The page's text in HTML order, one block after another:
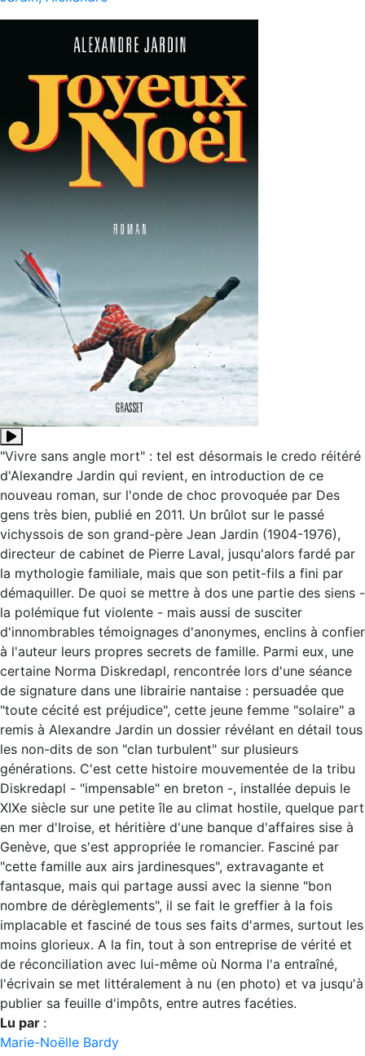
Résumé
"Vivre sans angle mort" : tel est désormais le credo réitéré
d'Alexandre Jardin qui revient, en introduction de ce
nouveau roman, sur l'onde de choc provoquée par Des
gens très bien, publié en 2011. Un brûlot sur le passé
vichyssois de son grand-père Jean Jardin (1904-1976),
directeur de cabinet de Pierre Laval, jusqu'alors fardé par
la mythologie familiale, mais que son petit-fils a fini par
démaquiller. De quoi se mettre à dos une partie des siens -
la polémique fut violente - mais aussi de susciter
d'innombrables témoignages d'anonymes, enclins à confier
à l'auteur leurs propres secrets de famille. Parmi eux, une
certaine Norma Diskredapl, rencontrée lors d'une séance
de signature dans une librairie nantaise : persuadée que
"toute cécité est préjudice", cette jeune femme "solaire" a
remis à Alexandre Jardin un dossier révélant en détail tous
les non-dits de son "clan turbulent" sur plusieurs
générations. C'est cette histoire mouvementée de la tribu
Diskredapl - "impensable" en breton -, installée depuis le
XIXe siècle sur une petite île au climat hostile, quelque part
en mer d'Iroise, et héritière d'une banque d'affaires sise à
Genève, que s'est appropriée le romancier. Fasciné par
"cette famille aux airs jardinesques", extravagante et
fantasque, mais qui partage aussi avec la sienne "bon
nombre de dérèglements", il se fait le greffier à la fois
implacable et fasciné de tous ses faits d'armes, surtout les
moins glorieux. A la fin, tout à son entreprise de vérité et
de réconciliation avec lui-même où Norma l'a entraîné,
l'écrivain se met littéralement à nu (en photo) et va jusqu'à
publier sa feuille d'impôts, entre autres facéties.
Lu par :
Marie-Noëlle Bardy